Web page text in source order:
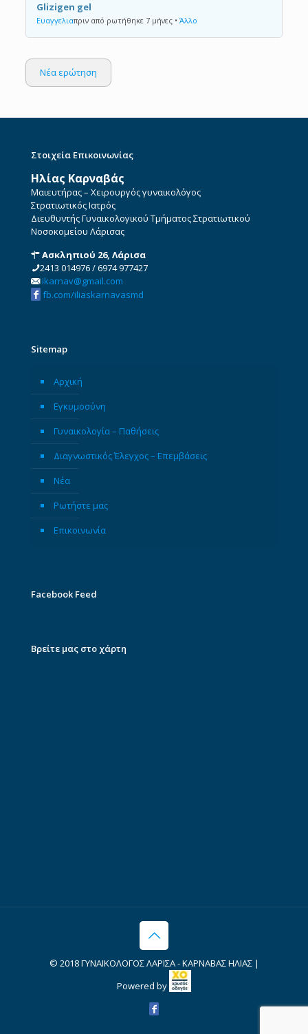
Glizigen gel
Ευαγγελιαπριν από ρωτήθηκε 7 μήνες• Άλλο
Νέα ερώτηση
Στοιχεία Επικοινωνίας
Ηλίας Καρναβάς
Μαιευτήρας – Χειρουργός γυναικολόγος
Στρατιωτικός Ιατρός
Διευθυντής Γυναικολογικού Τμήματος Στρατιωτικού
Νοσοκομείου Λάρισας
Ασκληπιού 26, Λάρισα
2413 014976/6974 977427
ikarnav@gmail.com
fb.com/iliaskarnavasmd
Sitemap
Αρχική
Εγκυμοσύνη
Γυναικολογία – Παθήσεις
Διαγνωστικός Έλεγχος – Επεμβάσεις
Νέα
Ρωτήστε μας
Επικοινωνία
Facebook Feed
Βρείτε μας στο χάρτη
© 2018 ΓΥΝΑΙΚΟΛΟΓΟΣ ΛΑΡΙΣΑ - ΚΑΡΝΑΒΑΣ ΗΛΙΑΣ |
Powered by